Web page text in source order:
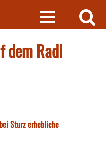
dem Radl
Sturz erhebliche